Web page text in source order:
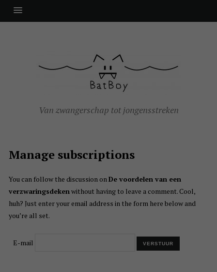
Van zwangerschap tot jongensstreken
Manage subscriptions
You can follow the discussion onDe voordelen van een
verzwaringsdekenwithout having to leave a comment. Cool,
huh? Just enter your email address in the form here below and
you’re all set.
E-mail